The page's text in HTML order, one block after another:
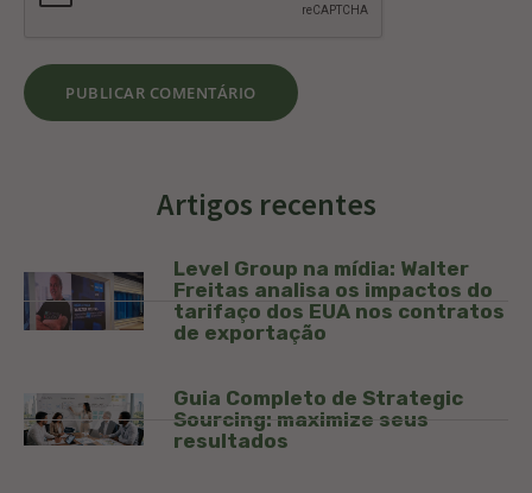
Artigos recentes
Level Group na mídia: Walter
Freitas analisa os impactos do
tarifaço dos EUA nos contratos
de exportação
Guia Completo de Strategic
Sourcing: maximize seus
resultados